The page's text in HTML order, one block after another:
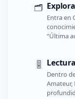
🗂️
Entra en
“Última
🎚️
Dentro